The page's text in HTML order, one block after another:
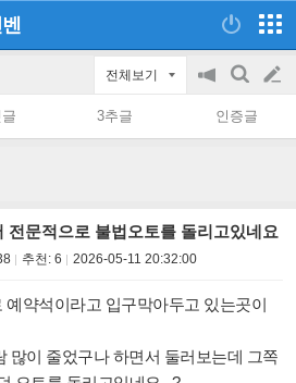
전체보기
공
on/off
검
색
글
쓰
3추글 인증글
전문적으로 불법오토를 돌리고있네요
추천: 6 2026-05-11 20:32:00
예약석이라고 입구막아두고 있는곳이
많이 줄었구나 하면서 둘러보는데 그쪽